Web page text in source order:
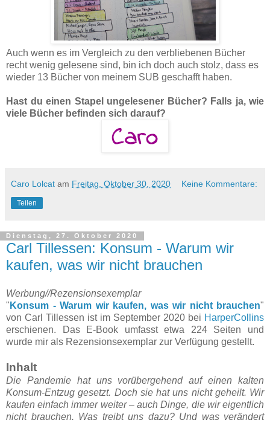
Auch wenn es im Vergleich zu den verbliebenen Bücher
recht wenig gelesene sind, bin ich doch auch stolz, dass es
wieder 13 Bücher von meinem SUB geschafft haben.
Hast du einen Stapel ungelesener Bücher? Falls ja, wie
viele Bücher befinden sich darauf?
Caro Lolcat am Freitag, Oktober 30, 2020 Keine Kommentare:
Teilen
Dienstag, 27. Oktober 2020
Carl Tillessen: Konsum - Warum wir
kaufen, was wir nicht brauchen
Werbung//Rezensionsexemplar
" Konsum - Warum wir kaufen, was wir nicht brauchen"
von Carl Tillessen ist im September 2020 bei HarperCollins
erschienen. Das E-Book umfasst etwa 224 Seiten und
wurde mir als Rezensionsexemplar zur Verfügung gestellt.
Inhalt
Die Pandemie hat uns vorübergehend auf einen kalten
Konsum-Entzug gesetzt. Doch sie hat uns nicht geheilt. Wir
kaufen einfach immer weiter – auch Dinge, die wir eigentlich
nicht brauchen. Was treibt uns dazu? Und was verändert